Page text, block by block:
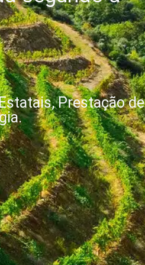
Prestação de